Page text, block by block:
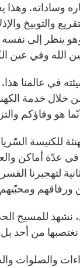
وساداته.
والتوبيخ
ينظر إلى نفسه
في عالمنا هذا.
من خلال خدمة
في عدّة أماكن
لتهجيرنا
نشهد للمسيح
والصلوات